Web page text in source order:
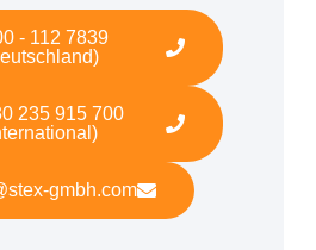
- 112 7839
235 915 700
gmbh.com